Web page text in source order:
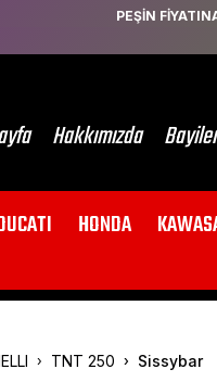
PEŞİN
Hakkımızda
HONDA
TNT 250 Sissybar